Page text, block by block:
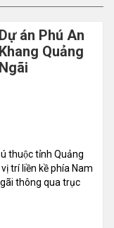
Dự án Phú An
Khang Quảng
Ngãi
thuộc tỉnh Quảng
trí liền kề phía Nam
thông qua trục